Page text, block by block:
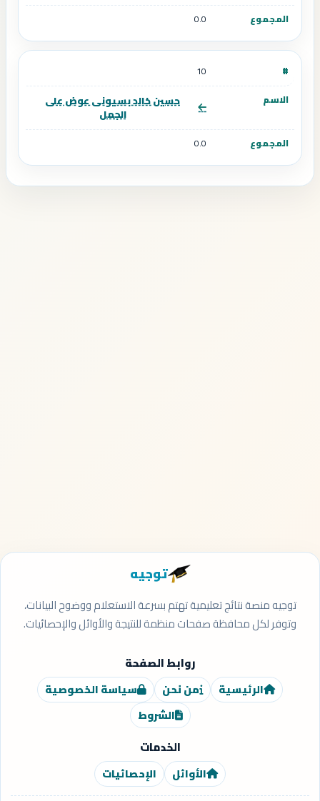
0.0
10
حسين خالد بسيونى عوض على
الجمل
0.0
توجيه
توجيه منصة نتائج تعليمية تهتم بسرعة الاستعلام ووضوح البيانات،
وتوفر لكل محافظة صفحات منظمة للنتيجة والأوائل والإحصائيات.
روابط الصفحة
الرئيسية من نحن
سياسة الخصوصية
الشروط
الخدمات
الأوائل الإحصائيات